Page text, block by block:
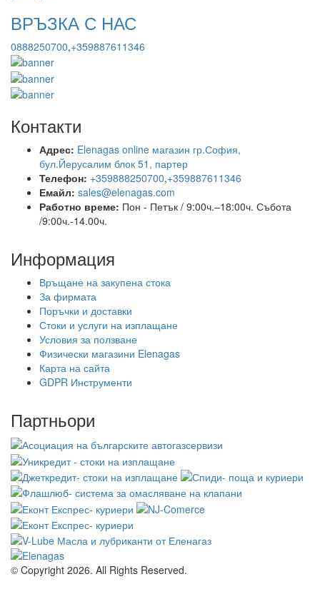
ВРЪЗКА С НАС
0888250700,+359887611346
Контакти
Адрес: Elenagas online магазин гр.София,
бул.Йерусалим блок 51, партер
Телефон: +359888250700,+359887611346
Емайл: sales@elenagas.com
Работно време: Пон - Петък / 9:00ч.–18:00ч. Събота
/9:00ч.-14.00ч.
Информация
Връщане на закупена стока
За фирмата
Поръчки и доставки
Стоки и услуги на изплащане
Условия за ползване
Физически магазини Elenagas
Карта на сайта
GDPR Инструменти
Партньори
© Copyright 2026. All Rights Reserved.